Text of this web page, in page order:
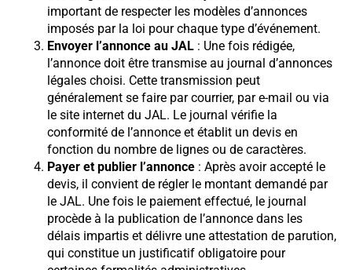
important de respecter les modèles d’annonces
imposés par la loi pour chaque type d’événement.
Envoyer l’annonce au JAL : Une fois rédigée,
l’annonce doit être transmise au journal d’annonces
légales choisi. Cette transmission peut
généralement se faire par courrier, par e-mail ou via
le site internet du JAL. Le journal vérifie la
conformité de l’annonce et établit un devis en
fonction du nombre de lignes ou de caractères.
Payer et publier l’annonce : Après avoir accepté le
devis, il convient de régler le montant demandé par
le JAL. Une fois le paiement effectué, le journal
procède à la publication de l’annonce dans les
délais impartis et délivre une attestation de parution,
qui constitue un justificatif obligatoire pour